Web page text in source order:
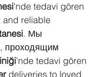
'nde tedavi gören
and reliable
. Мы
проходящим
'nde tedavi gören
deliveries to loved